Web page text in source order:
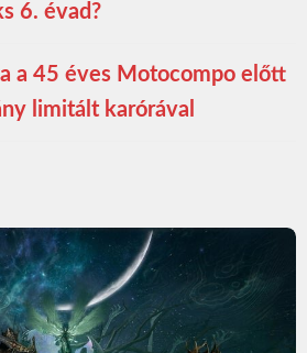
6. évad?
a 45 éves Motocompo előtt
limitált karórával